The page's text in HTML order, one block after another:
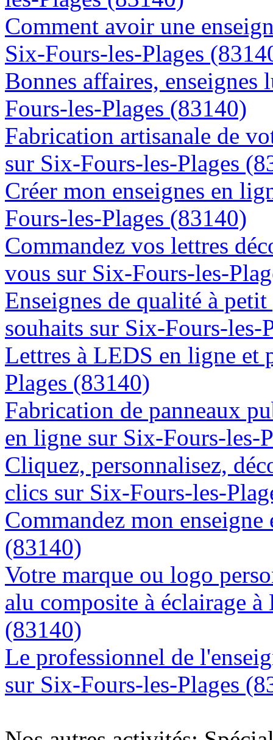
Comment avoir une
Six-Fours-les-Plages
Bonnes affaires,
Fours-les-Plages (83140)
Fabrication artisanale de
sur Six-Fours-les-Plages
Créer mon enseignes en
Fours-les-Plages (83140)
Commandez vos lettres
vous sur Six-Fours-les-
Enseignes de qualité à
souhaits sur Six-Fours-les-
Lettres à LEDS en ligne et
Plages (83140)
Fabrication de panneaux
en ligne sur Six-Fours-les-
Cliquez, personnalisez,
clics sur Six-Fours-les-
Commandez mon
(83140)
Votre marque ou logo
alu composite à éclairage
(83140)
Le professionnel de
sur Six-Fours-les-Plages